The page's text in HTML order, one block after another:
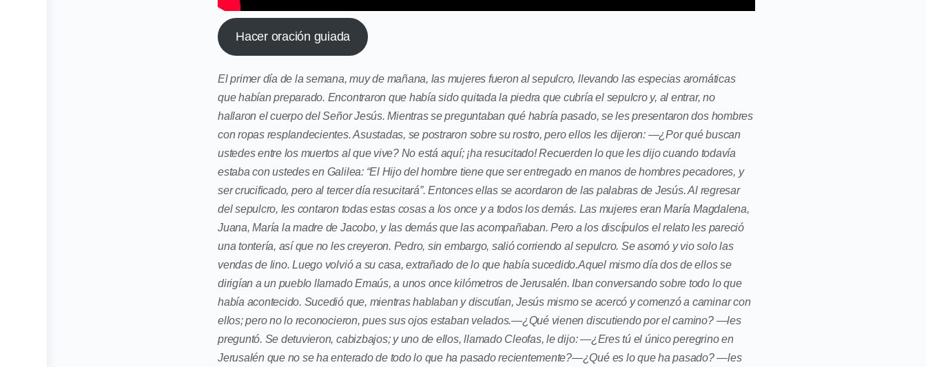
Hacer oración guiada
El primer día de la semana, muy de mañana, las mujeres fueron al sepulcro, llevando las especias aromáticas
que habían preparado. Encontraron que había sido quitada la piedra que cubría el sepulcro y, al entrar, no
hallaron el cuerpo del Señor Jesús. Mientras se preguntaban qué habría pasado, se les presentaron dos hombres
con ropas resplandecientes. Asustadas, se postraron sobre su rostro, pero ellos les dijeron: —¿Por qué buscan
ustedes entre los muertos al que vive? No está aquí; ¡ha resucitado! Recuerden lo que les dijo cuando todavía
estaba con ustedes en Galilea: “El Hijo del hombre tiene que ser entregado en manos de hombres pecadores, y
ser crucificado, pero al tercer día resucitará”. Entonces ellas se acordaron de las palabras de Jesús. Al regresar
del sepulcro, les contaron todas estas cosas a los once y a todos los demás. Las mujeres eran María Magdalena,
Juana, María la madre de Jacobo, y las demás que las acompañaban. Pero a los discípulos el relato les pareció
una tontería, así que no les creyeron. Pedro, sin embargo, salió corriendo al sepulcro. Se asomó y vio solo las
vendas de lino. Luego volvió a su casa, extrañado de lo que había sucedido.Aquel mismo día dos de ellos se
dirigían a un pueblo llamado Emaús, a unos once kilómetros de Jerusalén. Iban conversando sobre todo lo que
había acontecido. Sucedió que, mientras hablaban y discutían, Jesús mismo se acercó y comenzó a caminar con
ellos; pero no lo reconocieron, pues sus ojos estaban velados.—¿Qué vienen discutiendo por el camino? —les
preguntó. Se detuvieron, cabizbajos; y uno de ellos, llamado Cleofas, le dijo: —¿Eres tú el único peregrino en
Jerusalén que no se ha enterado de todo lo que ha pasado recientemente?—¿Qué es lo que ha pasado? —les